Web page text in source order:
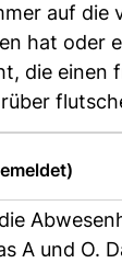
auf die
hat oder
die einen
A und O.